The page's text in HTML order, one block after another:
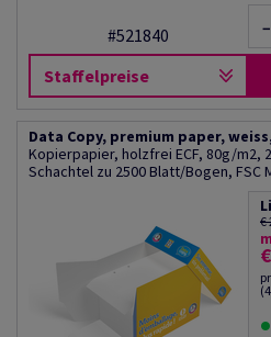
#521840
Staffelpreise
−
Data Copy, premium paper,
Kopierpapier, holzfrei ECF, 80g/m2,
Schachtel zu 2500 Blatt/Bogen, FSC
€